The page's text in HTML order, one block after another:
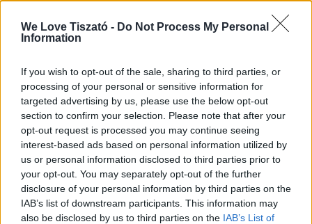
We Love Tiszató - Do Not Process My Personal
Information
If you wish to opt-out of the sale, sharing to third parties, or
processing of your personal or sensitive information for
targeted advertising by us, please use the below opt-out
section to confirm your selection. Please note that after your
opt-out request is processed you may continue seeing
interest-based ads based on personal information utilized by
us or personal information disclosed to third parties prior to
your opt-out. You may separately opt-out of the further
disclosure of your personal information by third parties on the
IAB’s list of downstream participants. This information may
also be disclosed by us to third parties on the IAB’s List of
– Vendég: Tamás Gábor, építész
-Baráth József, Nagykörű
Magyar Falu Programhoz
Piaci kínálat:
sajtok
füstölt áruk
homoktövis termékek
teák
lekvárok
szörpök
facsemeték, virágok
kézműves termékek